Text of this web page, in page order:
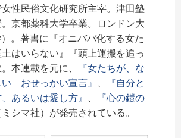
性民俗文化研究所主宰。津田塾
京都薬科大学卒業。ロンドン大
。著書に『オニババ化する女た
はいらない』『頭上運搬を追っ
本連載を元に、
『女たちが、な
おせっかい宣言』 、
『自分と
あるいは愛し方』 、
『心の鎧の
ミシマ社）が発売されている。